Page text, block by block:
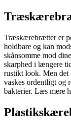
Træskærebrætter er
holdbare og kan
skånsomme mod
skarphed i længere
rustikt look. Men
vaskes ordentligt
bakterier. Læs mere